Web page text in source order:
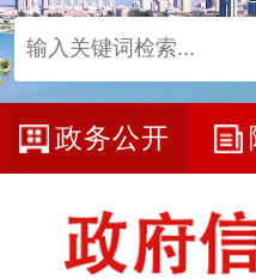
政务公开